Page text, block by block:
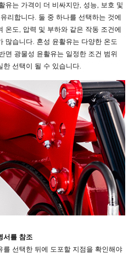
유는 가격이 더 비싸지만, 성능, 보호 및
리합니다. 둘 중 하나를 선택하는 것에
온도, 압력 및 부하와 같은 작동 조건에
많습니다. 혼성 윤활유는 다양한 온도
면 광물성 윤활유는 일정한 조건 범위
선택이 될 수 있습니다.
서를 참조
를 선택한 뒤에 도포할 지점을 확인해야